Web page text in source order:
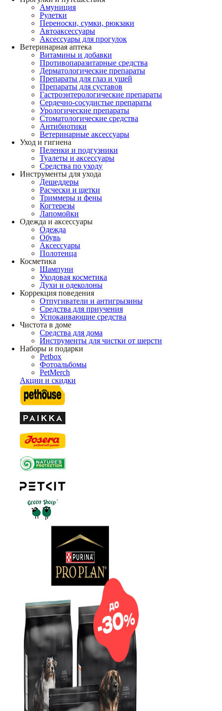
Амуниция
Рулетки
Переноски, сумки, рюкзаки
Автоаксессуары
Аксессуары для прогулок
Ветеринарная аптека
Витамины и добавки
Противопаразитарные средства
Дерматологические препараты
Препараты для глаз и ушей
Препараты для суставов
Гастроэнтерологические препараты
Сердечно-сосудистые препараты
Урологические препараты
Стоматологические средства
Антибиотики
Ветеринарные аксессуары
Уход и гигиена
Пеленки и подгузники
Туалеты и аксессуары
Средства по уходу
Инструменты для ухода
Дешеддеры
Расчески и щетки
Триммеры и фены
Когтерезы
Лапомойки
Одежда и аксессуары
Одежда
Обувь
Аксессуары
Полотенца
Косметика
Шампуни
Уходовая косметика
Духи и одеколоны
Коррекция поведения
Отпугиватели и антигрызины
Средства для приучения
Успокаивающие средства
Чистота в доме
Средства для дома
Инструменты для чистки от шерсти
Наборы и подарки
Petbox
Фотоальбомы
PetMerch
Акции и скидки